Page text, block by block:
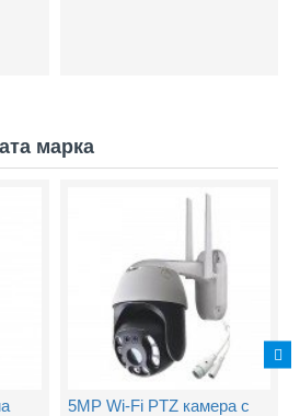
марка
5MP Wi-Fi PTZ камера с